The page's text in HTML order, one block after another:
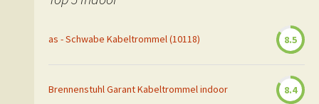
as - Schwabe Kabeltrommel (10118) 8.5
Brennenstuhl Garant Kabeltrommel indoor 8.4